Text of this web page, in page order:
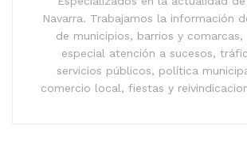
Navarra. Trabajamos la información
de municipios, barrios y comarcas,
especial atención a sucesos,
servicios públicos, política
comercio local, fiestas y